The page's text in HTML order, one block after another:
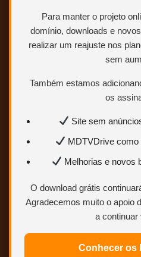
Para manter o projeto
domínio, downloads e
realizar um reajuste nos
sem
Também estamos
os
Site sem
MDTVDrive
Melhorias e novos
O download grátis
Agradecemos muito o apoio
a continuar
Conhecer os
BLURAY 1080p –